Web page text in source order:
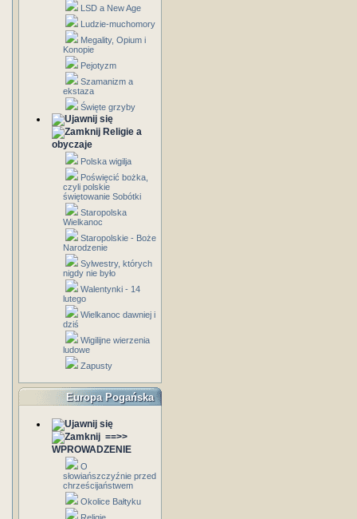
LSD a New Age
Ludzie-muchomory
Megality, Opium i
Konopie
Pejotyzm
Szamanizm a
ekstaza
Święte grzyby
Religie a
obyczaje
Polska wigilja
Poświęcić bożka,
czyli polskie
świętowanie Sobótki
Staropolska
Wielkanoc
Staropolskie - Boże
Narodzenie
Sylwestry, których
nigdy nie było
Walentynki - 14
lutego
Wielkanoc dawniej i
dziś
Wigilijne wierzenia
ludowe
Zapusty
Europa Pogańska
==>>
WPROWADZENIE
O
słowiańszczyźnie przed
chrześcijaństwem
Okolice Bałtyku